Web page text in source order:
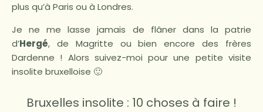
plus qu’à Paris ou à Londres.
Je ne me lasse jamais de flâner dans la patrie
d’Hergé, de Magritte ou bien encore des frères
Dardenne ! Alors suivez-moi pour une petite visite
insolite bruxelloise 🙂
Bruxelles insolite : 10 choses à faire !